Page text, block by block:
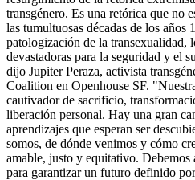
transgénero. Es una retórica que no
las tumultuosas décadas de los
patologización de la transexualidad,
devastadoras para la seguridad y el
dijo Jupiter Peraza, activista
Coalition en Openhouse SF.
cautivador de sacrificio,
liberación personal. Hay una gran
aprendizajes que esperan ser
somos, de dónde venimos y cómo
amable, justo y equitativo. Debemos
para garantizar un futuro definido